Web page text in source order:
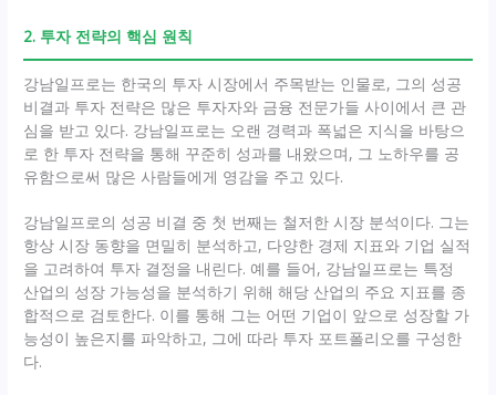
2. 투자 전략의 핵심 원칙
강남일프로는 한국의 투자 시장에서 주목받는 인물로, 그의 성공
비결과 투자 전략은 많은 투자자와 금융 전문가들 사이에서 큰 관
심을 받고 있다. 강남일프로는 오랜 경력과 폭넓은 지식을 바탕으
로 한 투자 전략을 통해 꾸준히 성과를 내왔으며, 그 노하우를 공
유함으로써 많은 사람들에게 영감을 주고 있다.
강남일프로의 성공 비결 중 첫 번째는 철저한 시장 분석이다. 그는
항상 시장 동향을 면밀히 분석하고, 다양한 경제 지표와 기업 실적
을 고려하여 투자 결정을 내린다. 예를 들어, 강남일프로는 특정
산업의 성장 가능성을 분석하기 위해 해당 산업의 주요 지표를 종
합적으로 검토한다. 이를 통해 그는 어떤 기업이 앞으로 성장할 가
능성이 높은지를 파악하고, 그에 따라 투자 포트폴리오를 구성한
다.